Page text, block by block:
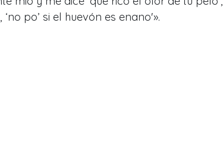
po’ si el huevón es enano'».